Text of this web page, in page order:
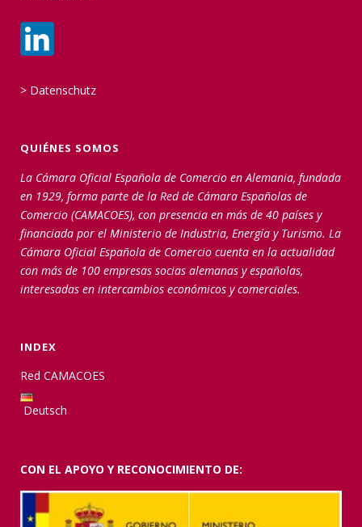
> Datenschutz
QUIÉNES SOMOS
La Cámara Oficial Española de Comercio en Alemania, fundada
en 1929, forma parte de la Red de Cámara Españolas de
Comercio (CAMACOES), con presencia en más de 40 países y
financiada por el Ministerio de Industria, Energía y Turismo. La
Cámara Oficial Española de Comercio cuenta en la actualidad
con más de 100 empresas socias alemanas y españolas,
interesadas en intercambios económicos y comerciales.
INDEX
Red CAMACOES
Deutsch
CON EL APOYO Y RECONOCIMIENTO DE: